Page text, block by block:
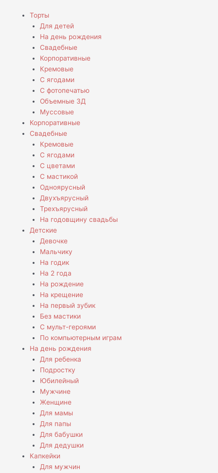
содержимому
Торты
Для детей
На день рождения
Свадебные
Корпоративные
Кремовые
С ягодами
С фотопечатью
Объемные 3Д
Муссовые
Корпоративные
Свадебные
Кремовые
С ягодами
С цветами
С мастикой
Одноярусный
Двухъярусный
Трехъярусный
На годовщину свадьбы
Детские
Девочке
Мальчику
На годик
На 2 года
На рождение
На крещение
На первый зубик
Без мастики
С мульт-героями
По компьютерным играм
На день рождения
Для ребенка
Подростку
Юбилейный
Мужчине
Женщине
Для мамы
Для папы
Для бабушки
Для дедушки
Капкейки
Для мужчин
Menu
товара
Пряники
конного